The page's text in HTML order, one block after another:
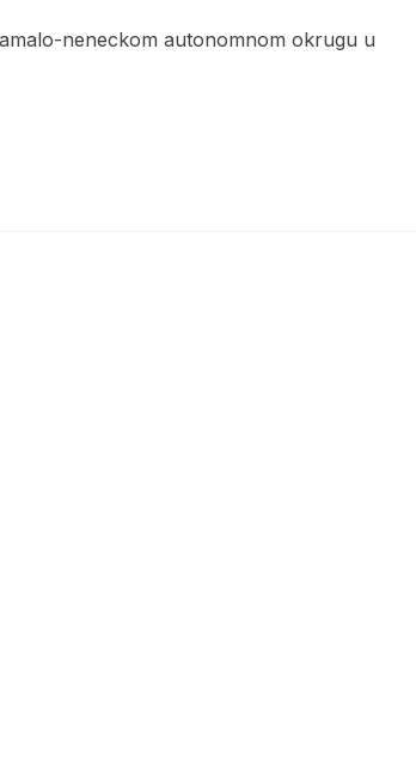
neneckom autonomnom okrugu u